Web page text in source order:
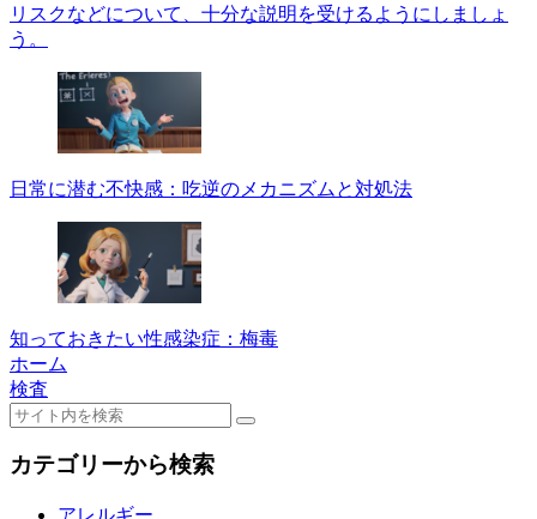
リスクなどについて、十分な説明を受けるようにしましょ
う。
日常に潜む不快感：吃逆のメカニズムと対処法
知っておきたい性感染症：梅毒
ホーム
検査
カテゴリーから検索